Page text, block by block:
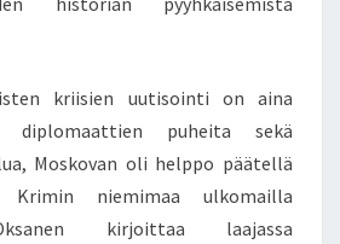
kriisien uutisointi on aina
diplomaattien puheita sekä
Moskovan oli helppo päätellä
niemimaa ulkomailla
kirjoittaa laajassa